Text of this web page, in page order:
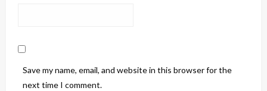
Save my name, email, and website in this browser for the
next time I comment.